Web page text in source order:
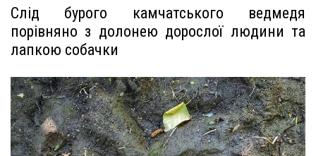
Слід бурого камчатського ведмедя
порівняно з долонею дорослої людини та
лапкою собачки